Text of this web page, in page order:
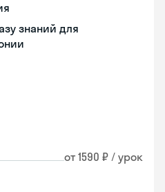
знаний для
от 1590 ₽ / урок